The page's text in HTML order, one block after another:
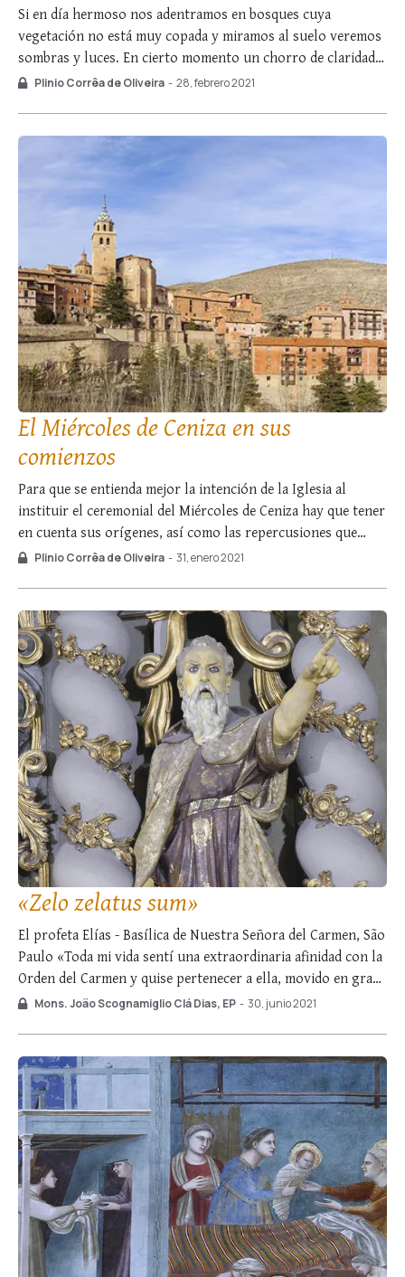
Si en día hermoso nos adentramos en bosques cuya
vegetación no está muy copada y miramos al suelo veremos
sombras y luces. En cierto momento un chorro de claridad,
que ha conseguido abrirse camino en medio del follaje,
Plinio Corrêa de Oliveira - 28, febrero 2021
El Miércoles de Ceniza en sus
comienzos
Para que se entienda mejor la intención de la Iglesia al
instituir el ceremonial del Miércoles de Ceniza hay que tener
en cuenta sus orígenes, así como las repercusiones que
tuvo en la época en la que fue establecido. Por lo tanto,
Plinio Corrêa de Oliveira - 31, enero 2021
«Zelo zelatus sum»
El profeta Elías - Basílica de Nuestra Señora del Carmen, São
Paulo «Toda mi vida sentí una extraordinaria afinidad con la
Orden del Carmen y quise pertenecer a ella, movido en gran
medida por lo que tiene de profético, porque es la Orden
Mons. João Scognamiglio Clá Dias, EP - 30, junio 2021